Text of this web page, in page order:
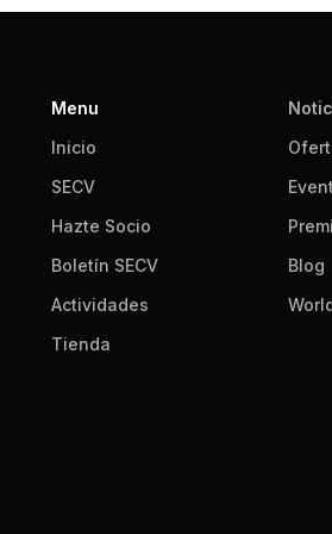
Menu
Inicio
SECV
Hazte Socio
Boletín SECV
Actividades
Tienda
Blog